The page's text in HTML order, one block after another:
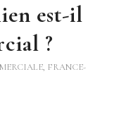
est-il
?
, FRANCE-